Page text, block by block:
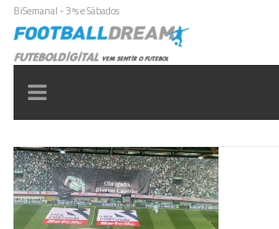
BiSemanal - 3ªs e Sábados
Toggle
navigation